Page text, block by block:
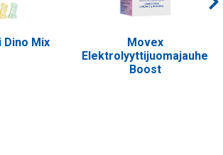
Biorion Strong